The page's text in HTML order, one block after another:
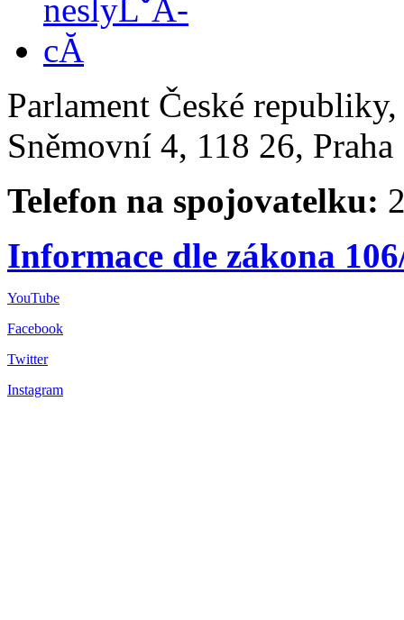
Parlament České
Sněmovní 4, 118 26,
Telefon na spojovatelku:
Informace dle zákona
YouTube
Facebook
Twitter
Instagram